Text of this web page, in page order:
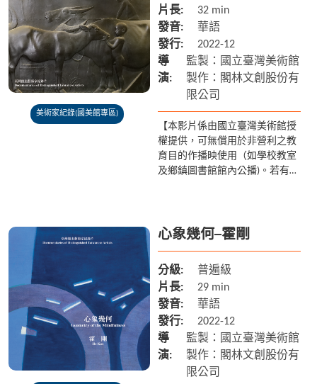
美術家紀錄(國美館專區)
片長:
32 min
發音:
華語
發行:
2022-12
導
演:
監製：國立臺灣美術館
製作：閣林文創股份有
限公司
【本影片係由國立臺灣美術館授
權提供，可無償用於非營利之教
育目的作播映使用（如學校教室
及鄉鎮圖書館館內公播)。若有額
心象幾何─霍剛
分級:
普遍級
片長:
29 min
發音:
華語
發行:
2022-12
導
演:
監製：國立臺灣美術館
製作：閣林文創股份有
限公司